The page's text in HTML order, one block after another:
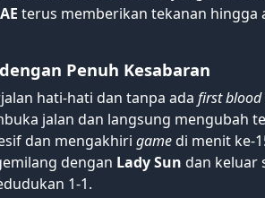
AE terus memberikan tekanan hingga
Penuh Kesabaran
hati-hati dan tanpa ada first blood
jalan dan langsung mengubah
dan mengakhiri gamedi menit ke-
dengan Lady Sun dan keluar
1-1.